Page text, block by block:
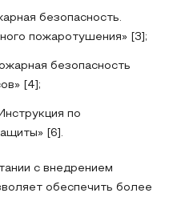
безопасность.
пожаротушения» [3];
безопасность
[4];
по
[6].
с внедрением
обеспечить более